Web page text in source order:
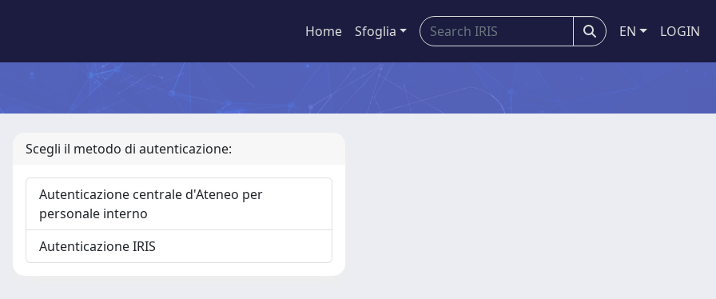
Home Sfoglia EN LOGIN
Scegli il metodo di autenticazione:
Autenticazione centrale d'Ateneo per
personale interno
Autenticazione IRIS